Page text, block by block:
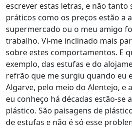
escrever estas letras, e não
práticos como os preços estão a
supermercado ou o meu amigo
trabalho. Vi-me inclinado mais
sobre estes comportamentos. E
exemplo, das estufas e do
refrão que me surgiu quando eu
Algarve, pelo meio do Alentejo, e
eu conheço há décadas estão-se
plástico. São paisagens de
de estufas e não é só esse